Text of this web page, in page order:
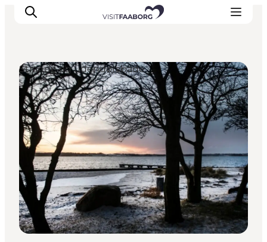
Overnatning
Spisesteder
Oplevelser
Øhop
Outdoor
Det sker
Strande og udendørsbade